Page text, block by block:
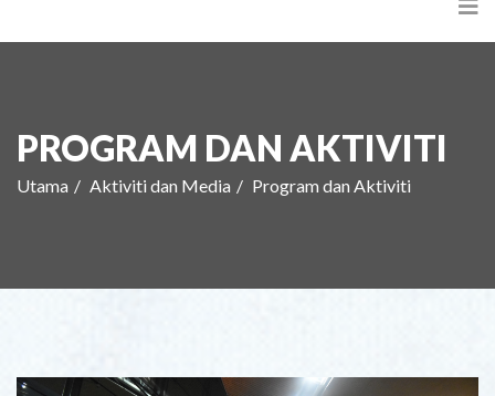
PROGRAM DAN AKTIVITI
Utama Aktiviti dan Media Program dan Aktiviti